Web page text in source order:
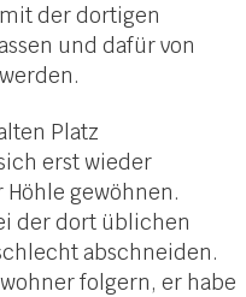
der dortigen
und dafür von
Platz
erst wieder
Höhle gewöhnen.
der dort üblichen
abschneiden.
folgern, er habe